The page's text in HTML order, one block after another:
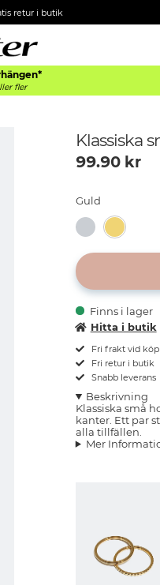
retur i butik
fler
Klassiska
99.90kr
Guld
Finns i lager
Hitta i butik
Fri frakt vid
Fri retur i butik
Snabb leverans
Beskrivning
Klassiska små
kanter. Ett par
alla tillfällen.
Mer